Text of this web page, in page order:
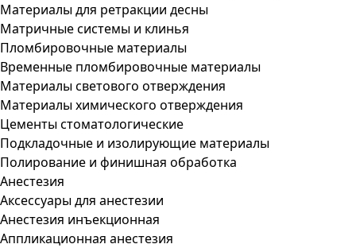
Материалы для ретракции десны
Матричные системы и клинья
Пломбировочные материалы
Временные пломбировочные материалы
Материалы светового отверждения
Материалы химического отверждения
Цементы стоматологические
Подкладочные и изолирующие материалы
Полирование и финишная обработка
Анестезия
Аксессуары для анестезии
Анестезия инъекционная
Аппликационная анестезия